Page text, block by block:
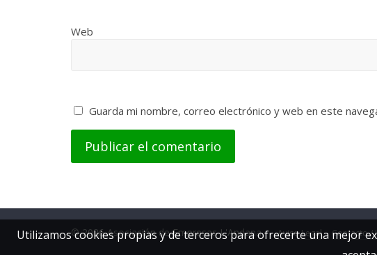
Web
Guarda mi nombre, correo electrónico y web en este
© 2026 Asociación de Empresas L'Andana - Aviso Legal Contacto /
Utilizamos cookies propias y de terceros para ofrecerte una mejor